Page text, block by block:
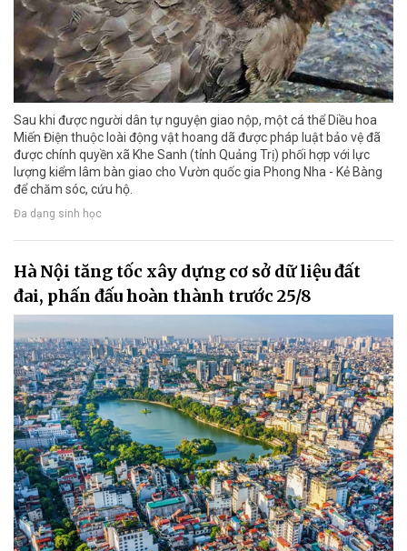
Sau khi được người dân tự nguyện giao nộp, một cá thể Diều hoa
Miến Điện thuộc loài động vật hoang dã được pháp luật bảo vệ đã
được chính quyền xã Khe Sanh (tỉnh Quảng Trị) phối hợp với lực
lượng kiểm lâm bàn giao cho Vườn quốc gia Phong Nha - Kẻ Bàng
để chăm sóc, cứu hộ.
Đa dạng sinh học
Hà Nội tăng tốc xây dựng cơ sở dữ liệu đất
đai, phấn đấu hoàn thành trước 25/8